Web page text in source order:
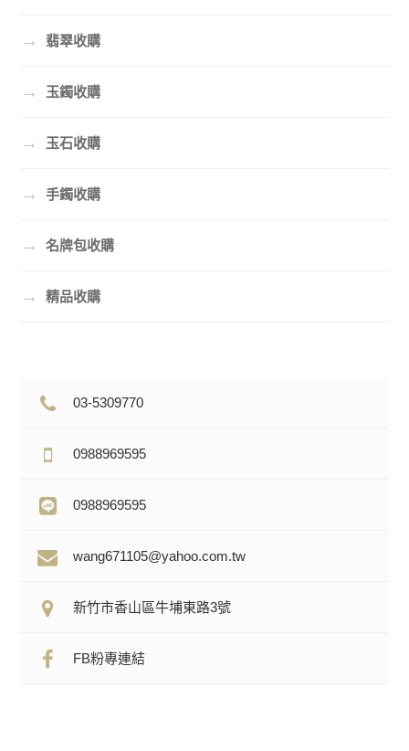
→ 翡翠收購
→ 玉鐲收購
→ 玉石收購
→ 手鐲收購
→ 名牌包收購
→ 精品收購
03-5309770
0988969595
0988969595
wang671105@yahoo.com.tw
新竹市香山區牛埔東路3號
FB粉專連結